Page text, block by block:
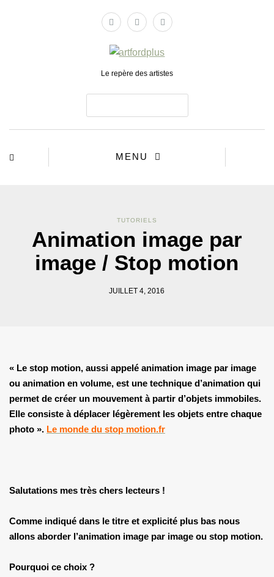
Le repère des artistes
MENU
TUTORIELS
Animation image par
image / Stop motion
JUILLET 4, 2016
« Le stop motion, aussi appelé animation image par image
ou animation en volume, est une technique d’animation qui
permet de créer un mouvement à partir d’objets immobiles.
Elle consiste à déplacer légèrement les objets entre chaque
photo ». Le monde du stop motion.fr
Salutations mes très chers lecteurs !
Comme indiqué dans le titre et explicité plus bas nous
allons aborder l’animation image par image ou stop motion.
Pourquoi ce choix ?